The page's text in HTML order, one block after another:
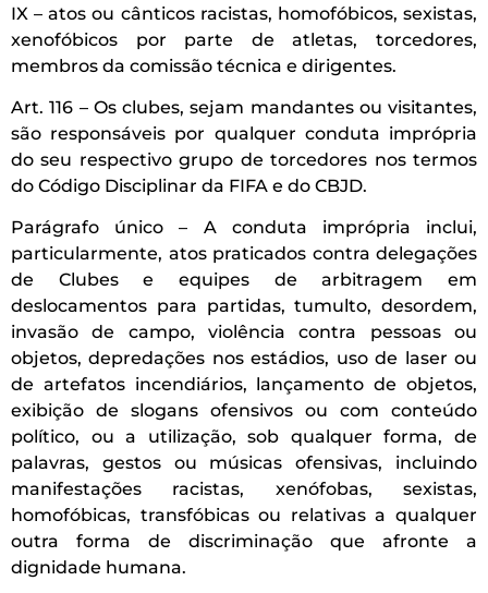
IX – atos ou cânticos racistas, homofóbicos, sexistas,
xenofóbicos por parte de atletas, torcedores,
membros da comissão técnica e dirigentes.
Art. 116 – Os clubes, sejam mandantes ou visitantes,
são responsáveis por qualquer conduta imprópria
do seu respectivo grupo de torcedores nos termos
do Código Disciplinar da FIFA e do CBJD.
Parágrafo único – A conduta imprópria inclui,
particularmente, atos praticados contra delegações
de Clubes e equipes de arbitragem em
deslocamentos para partidas, tumulto, desordem,
invasão de campo, violência contra pessoas ou
objetos, depredações nos estádios, uso de laser ou
de artefatos incendiários, lançamento de objetos,
exibição de slogans ofensivos ou com conteúdo
político, ou a utilização, sob qualquer forma, de
palavras, gestos ou músicas ofensivas, incluindo
manifestações racistas, xenófobas, sexistas,
homofóbicas, transfóbicas ou relativas a qualquer
outra forma de discriminação que afronte a
dignidade humana.